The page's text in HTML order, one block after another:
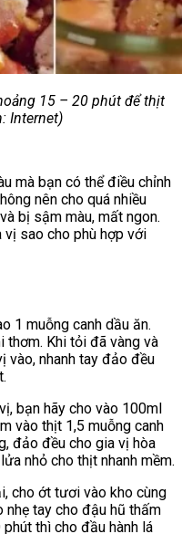
15 – 20 phút để thịt
Internet)
mà bạn có thể điều chỉnh
nên cho quá nhiều
bị sậm màu, mất ngon.
vị sao cho phù hợp với
1 muỗng canh dầu ăn.
thơm. Khi tỏi đã vàng và
vào, nhanh tay đảo đều
bạn hãy cho vào 100ml
vào thịt 1,5 muỗng canh
đảo đều cho gia vị hòa
nhỏ cho thịt nhanh mềm.
cho ớt tươi vào kho cùng
nhẹ tay cho đậu hũ thấm
thì cho đầu hành lá